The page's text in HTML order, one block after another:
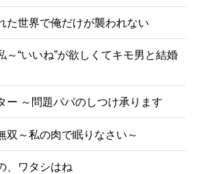
た世界で俺だけが襲われない
～“いいね”が欲しくてキモ男と結婚
ー ～問題パパのしつけ承ります
双～私の肉で眠りなさい～
、ワタシはね